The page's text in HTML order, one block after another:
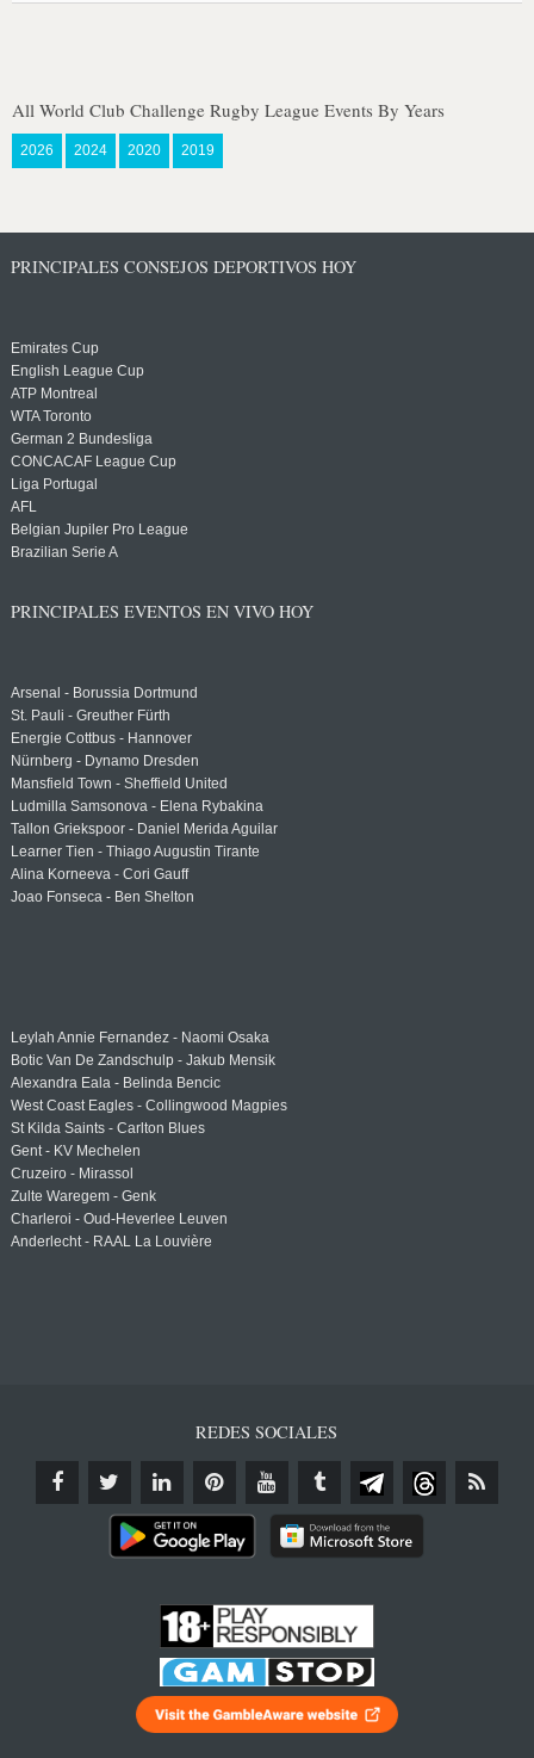
All World Club Challenge Rugby League Events By Years
2026 2024 2020 2019
PRINCIPALES CONSEJOS DEPORTIVOS HOY
Emirates Cup
English League Cup
ATP Montreal
WTA Toronto
German 2 Bundesliga
CONCACAF League Cup
Liga Portugal
AFL
Belgian Jupiler Pro League
Brazilian Serie A
PRINCIPALES EVENTOS EN VIVO HOY
Arsenal - Borussia Dortmund
St. Pauli - Greuther Fürth
Energie Cottbus - Hannover
Nürnberg - Dynamo Dresden
Mansfield Town - Sheffield United
Ludmilla Samsonova - Elena Rybakina
Tallon Griekspoor - Daniel Merida Aguilar
Learner Tien - Thiago Augustin Tirante
Alina Korneeva - Cori Gauff
Joao Fonseca - Ben Shelton
Leylah Annie Fernandez - Naomi Osaka
Botic Van De Zandschulp - Jakub Mensik
Alexandra Eala - Belinda Bencic
West Coast Eagles - Collingwood Magpies
St Kilda Saints - Carlton Blues
Gent - KV Mechelen
Cruzeiro - Mirassol
Zulte Waregem - Genk
Charleroi - Oud-Heverlee Leuven
Anderlecht - RAAL La Louvière
REDES SOCIALES